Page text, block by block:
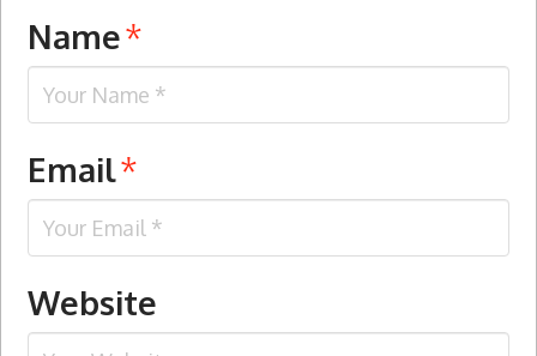
Name*
Email*
Website